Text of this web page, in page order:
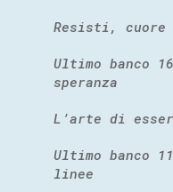
Resisti, cuore
Ultimo banco
speranza
L’arte di
Ultimo banco
linee